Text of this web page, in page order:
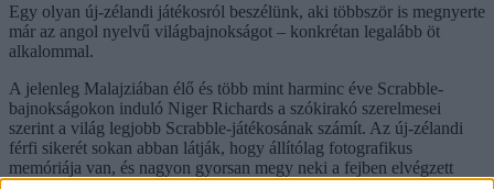
Egy olyan új-zélandi játékosról beszélünk, aki többször is megnyerte
már az angol nyelvű világbajnokságot – konkrétan legalább öt
alkalommal.
A jelenleg Malajziában élő és több mint harminc éve Scrabble-
bajnokságokon induló Niger Richards a szókirakó szerelmesei
szerint a világ legjobb Scrabble-játékosának számít. Az új-zélandi
férfi sikerét sokan abban látják, hogy állítólag fotografikus
memóriája van, és nagyon gyorsan megy neki a fejben elvégzett